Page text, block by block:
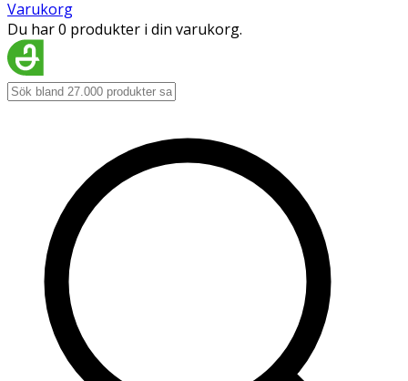
Varukorg
Du har 0 produkter i din varukorg.